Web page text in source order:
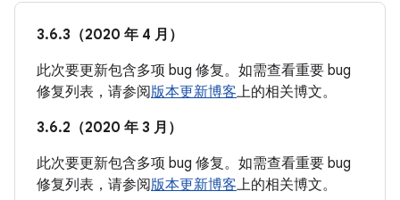
3.6.3（2020 年 4 月）
此次要更新包含多项 bug 修复。如需查看重要 bug
修复列表，请参阅版本更新博客上的相关博文。
3.6.2（2020 年 3 月）
此次要更新包含多项 bug 修复。如需查看重要 bug
修复列表，请参阅版本更新博客上的相关博文。